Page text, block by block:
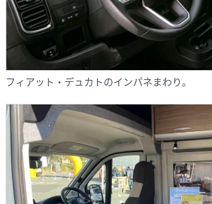
フィアット・デュカトのインパネまわり。